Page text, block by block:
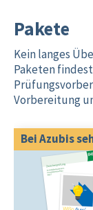
Pakete
Kein langes
Paketen
Vorbereitung
Bei Azubis